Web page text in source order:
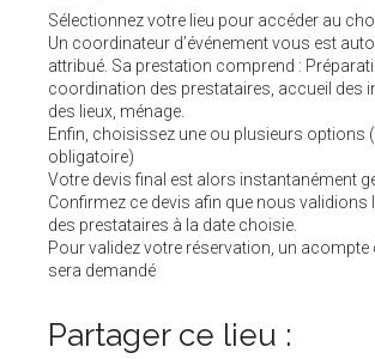
Sélectionnez votre lieu pour accéder au
Un coordinateur d’événement vous est
attribué. Sa prestation comprend :
coordination des prestataires, accueil des
des lieux, ménage.
Enfin, choisissez une ou plusieurs options
obligatoire)
Votre devis final est alors instantanément
Confirmez ce devis afin que nous validions
des prestataires à la date choisie.
Pour validez votre réservation, un acompte
sera demandé
Partager ce lieu :